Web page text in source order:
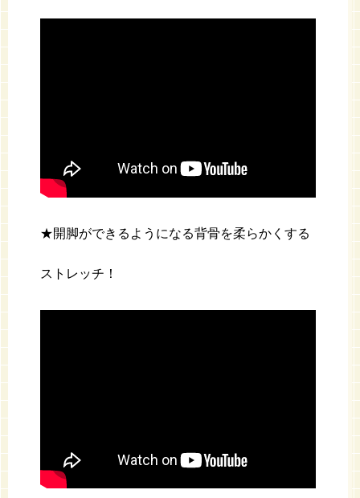
★開脚ができるようになる背骨を柔らかくする
ストレッチ！